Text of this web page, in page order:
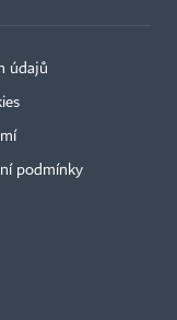
údajů
podmínky